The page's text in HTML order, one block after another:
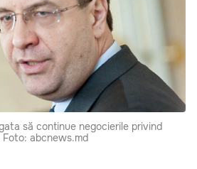
să continue negocierile privind
abcnews.md